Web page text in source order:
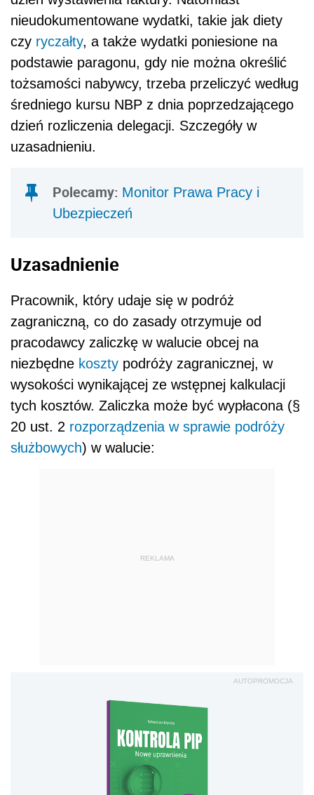
nieudokumentowane wydatki, takie jak diety
czy ryczałty, a także wydatki poniesione na
podstawie paragonu, gdy nie można określić
tożsamości nabywcy, trzeba przeliczyć według
średniego kursu NBP z dnia poprzedzającego
dzień rozliczenia delegacji. Szczegóły w
uzasadnieniu.
Polecamy: Monitor Prawa Pracy i
Ubezpieczeń
Uzasadnienie
Pracownik, który udaje się w podróż
zagraniczną, co do zasady otrzymuje od
pracodawcy zaliczkę w walucie obcej na
niezbędne koszty podróży zagranicznej, w
wysokości wynikającej ze wstępnej kalkulacji
tych kosztów. Zaliczka może być wypłacona (§
20 ust. 2 rozporządzenia w sprawie podróży
służbowych) w walucie:
REKLAMA
AUTOPROMOCJA